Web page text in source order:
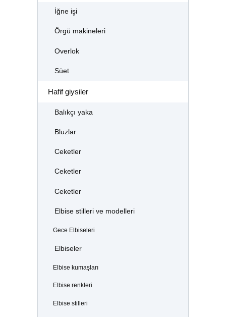
İğne işi
Örgü makineleri
Overlok
Süet
Hafif giysiler
Balıkçı yaka
Bluzlar
Ceketler
Ceketler
Ceketler
Elbise stilleri ve modelleri
Gece Elbiseleri
Elbiseler
Elbise kumaşları
Elbise renkleri
Elbise stilleri